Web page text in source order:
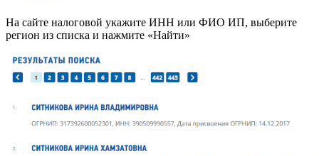
На сайте налоговой укажите ИНН или ФИО ИП, выберите
регион из списка и нажмите «Найти»